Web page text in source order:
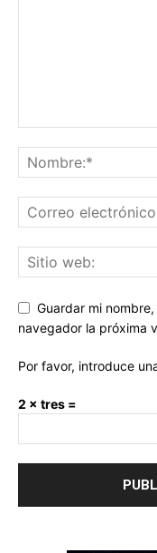
Guardar mi
navegador la próxima
Por favor, introduce
2 × tres =